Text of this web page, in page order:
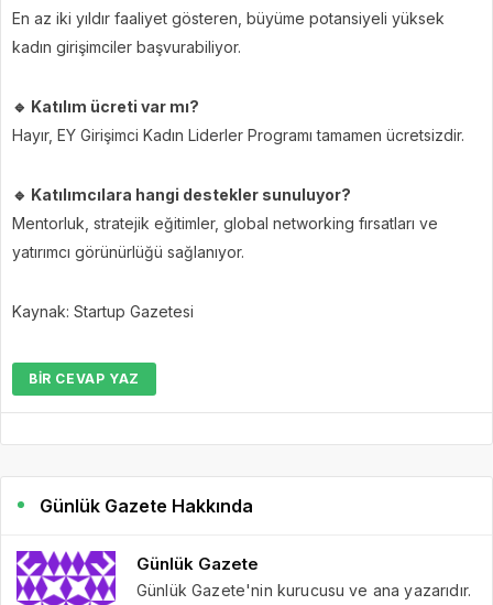
En az iki yıldır faaliyet gösteren, büyüme potansiyeli yüksek
kadın girişimciler başvurabiliyor.
🔹 Katılım ücreti var mı?
Hayır, EY Girişimci Kadın Liderler Programı tamamen ücretsizdir.
🔹 Katılımcılara hangi destekler sunuluyor?
Mentorluk, stratejik eğitimler, global networking fırsatları ve
yatırımcı görünürlüğü sağlanıyor.
Kaynak: Startup Gazetesi
BIR CEVAP YAZ
Günlük Gazete Hakkında
Günlük Gazete
Günlük Gazete'nin kurucusu ve ana yazarıdır.